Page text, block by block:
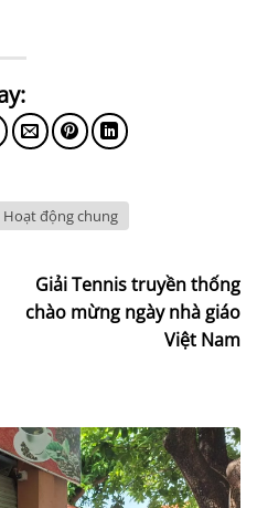
Hoạt động chung
Giải Tennis truyền thống
chào mừng ngày nhà giáo
Việt Nam